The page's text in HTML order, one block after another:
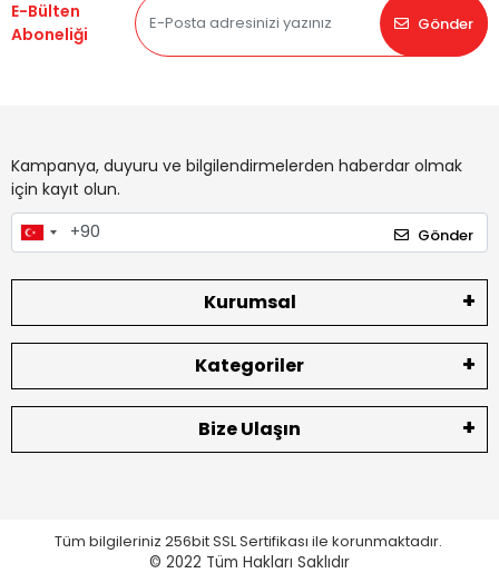
E-Bülten
Aboneliği
Gönder
Kampanya, duyuru ve bilgilendirmelerden haberdar olmak
için kayıt olun.
Gönder
Kurumsal
Kategoriler
Bize Ulaşın
Tüm bilgileriniz 256bit SSL Sertifikası ile korunmaktadır.
© 2022 Tüm Hakları Saklıdır